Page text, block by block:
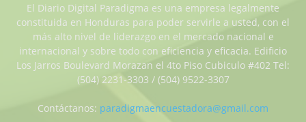
El Diario Digital Paradigma es una empresa legalmente
constituida en Honduras para poder servirle a usted, con el
más alto nivel de liderazgo en el mercado nacional e
internacional y sobre todo con eficiencia y eficacia. Edificio
Los Jarros Boulevard Morazan el 4to Piso Cubiculo #402 Tel:
(504) 2231-3303 / (504) 9522-3307
Contáctanos: paradigmaencuestadora@gmail.com